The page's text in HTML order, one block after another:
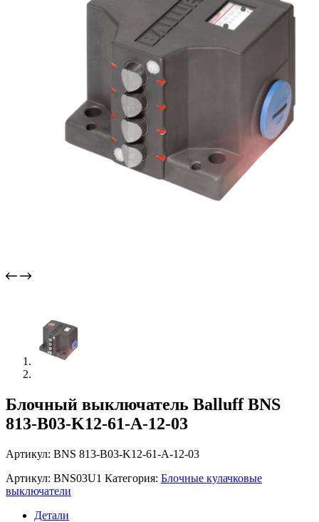
Блочный выключатель Balluff BNS
813-B03-K12-61-A-12-03
Артикул: BNS 813-B03-K12-61-A-12-03
Артикул: BNS03U1 Категория: Блочные кулачковые
выключатели
Детали